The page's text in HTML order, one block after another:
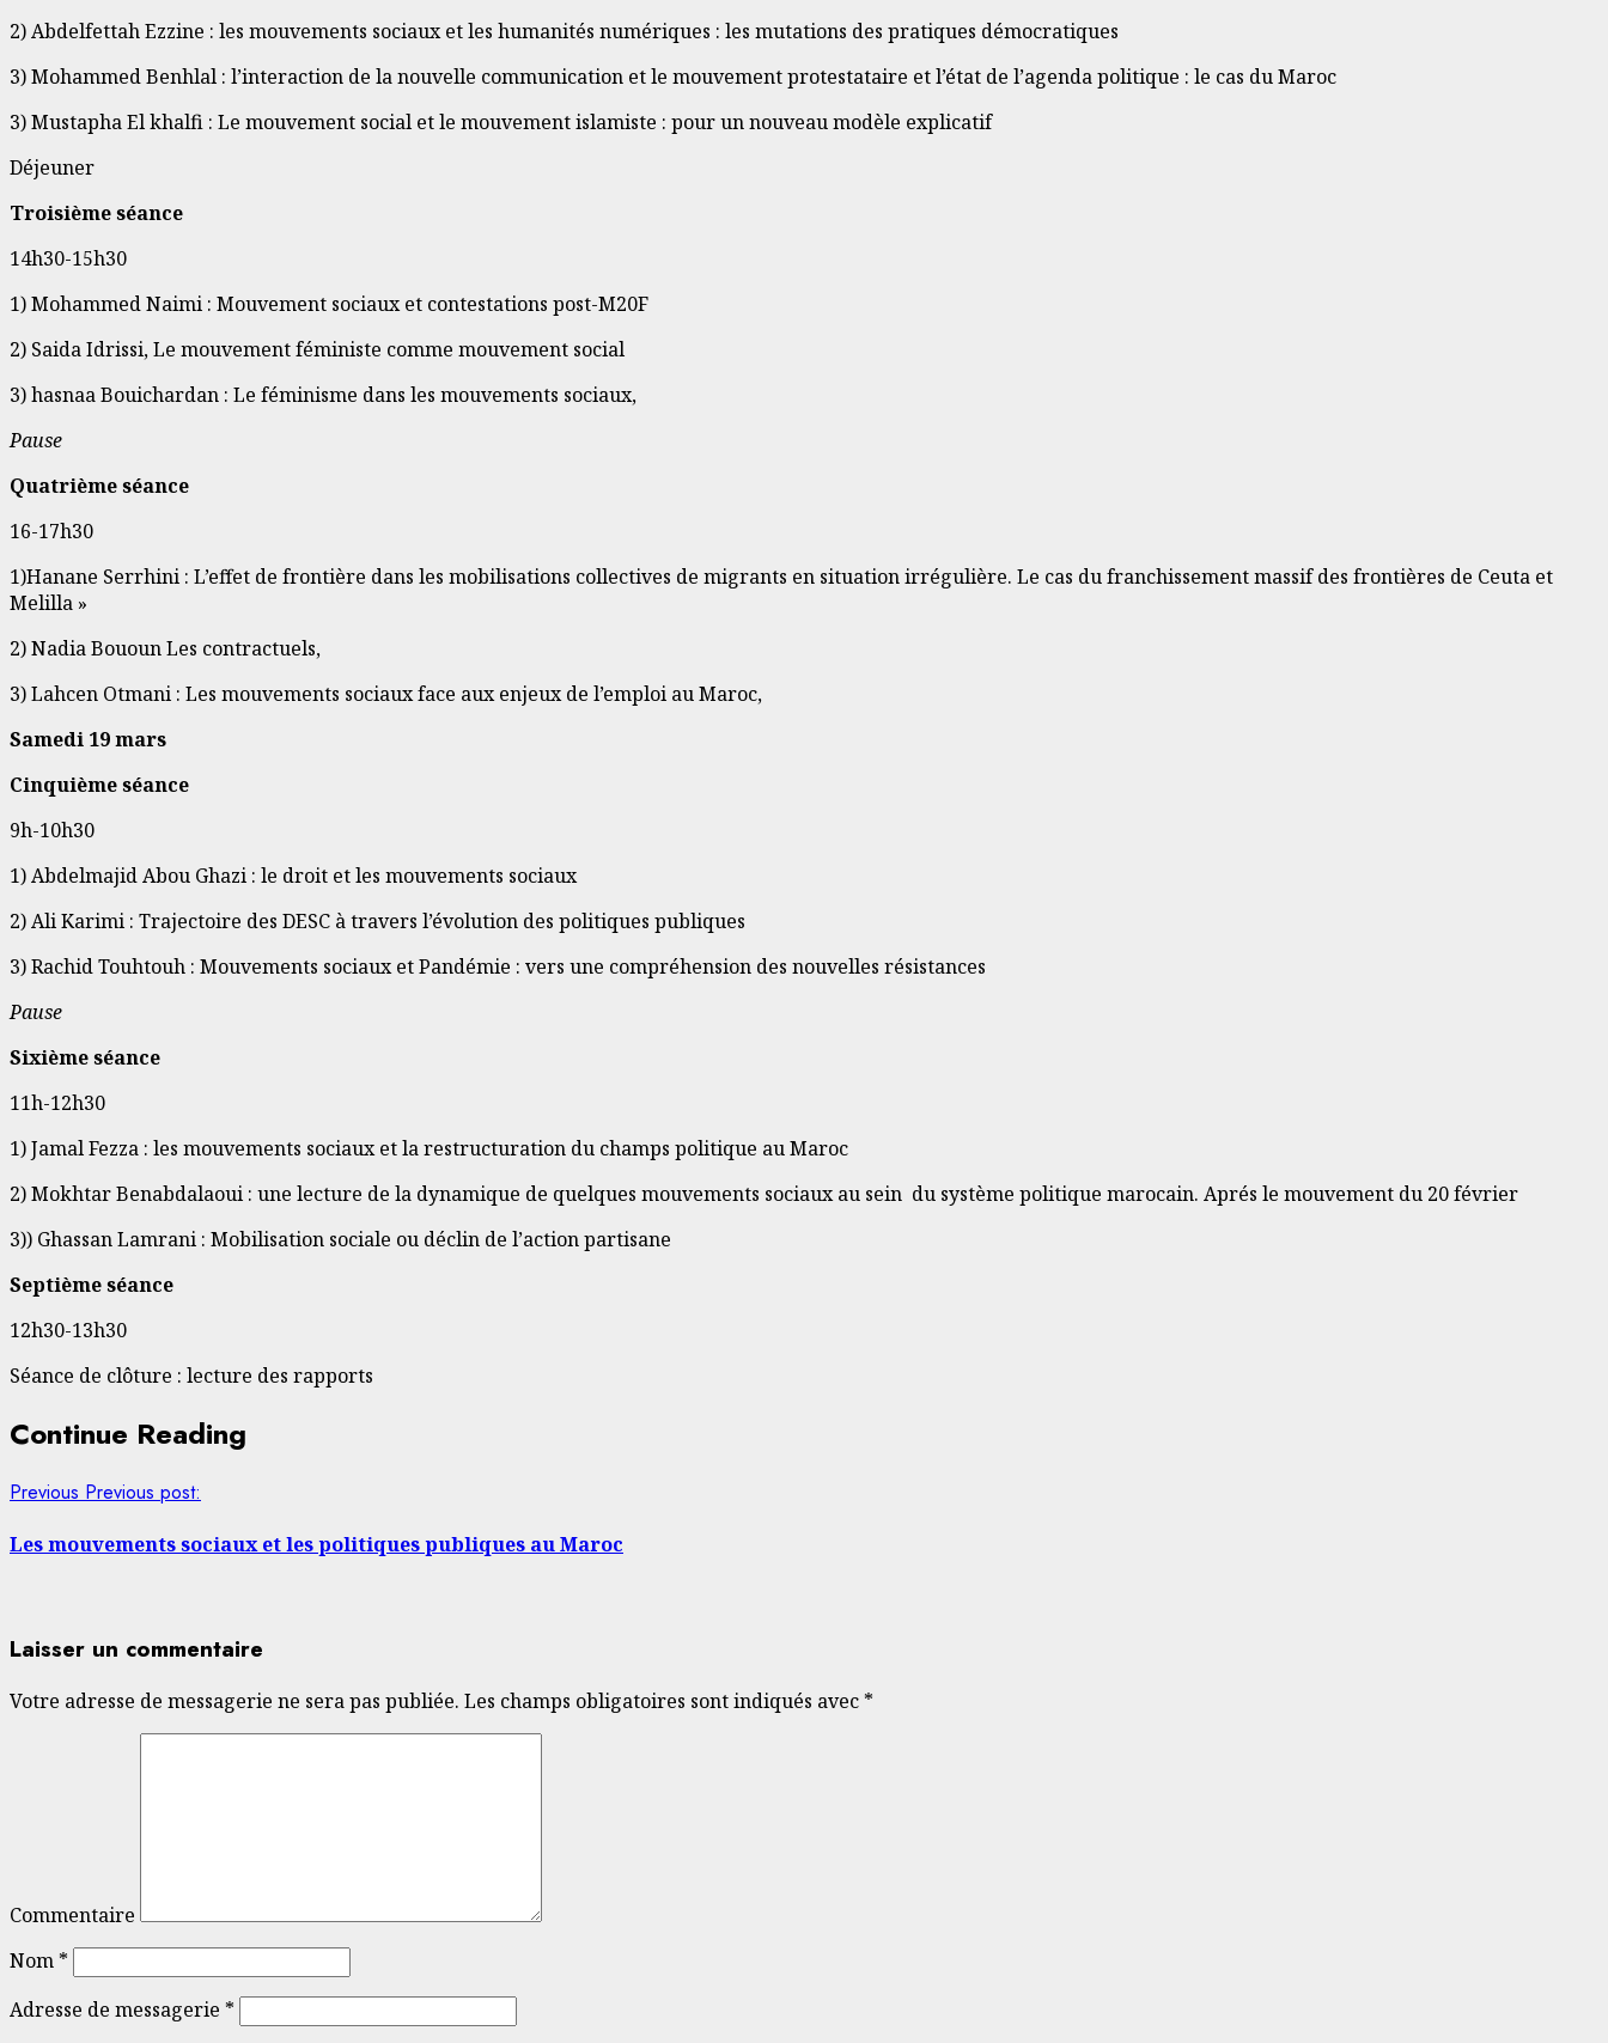
2) Abdelfettah Ezzine : les mouvements sociaux et les humanités numériques : les mutations des pratiques démocratiques
3) Mohammed Benhlal : l’interaction de la nouvelle communication et le mouvement protestataire et l’état de l’agenda politique : le cas du Maroc
3) Mustapha El khalfi : Le mouvement social et le mouvement islamiste : pour un nouveau modèle explicatif
Déjeuner
Troisième séance
14h30-15h30
1) Mohammed Naimi : Mouvement sociaux et contestations post-M20F
2) Saida Idrissi, Le mouvement féministe comme mouvement social
3) hasnaa Bouichardan : Le féminisme dans les mouvements sociaux,
Pause
Quatrième séance
16-17h30
1)Hanane Serrhini : L’effet de frontière dans les mobilisations collectives de migrants en situation irrégulière. Le cas du franchissement massif des frontières de Ceuta et
Melilla »
2) Nadia Bououn Les contractuels,
3) Lahcen Otmani : Les mouvements sociaux face aux enjeux de l’emploi au Maroc,
Samedi 19 mars
Cinquième séance
9h-10h30
1) Abdelmajid Abou Ghazi : le droit et les mouvements sociaux
2) Ali Karimi : Trajectoire des DESC à travers l’évolution des politiques publiques
3) Rachid Touhtouh : Mouvements sociaux et Pandémie : vers une compréhension des nouvelles résistances
Pause
Sixième séance
11h-12h30
1) Jamal Fezza : les mouvements sociaux et la restructuration du champs politique au Maroc
2) Mokhtar Benabdalaoui : une lecture de la dynamique de quelques mouvements sociaux au sein du système politique marocain. Aprés le mouvement du 20 février
3)) Ghassan Lamrani : Mobilisation sociale ou déclin de l’action partisane
Septième séance
12h30-13h30
Séance de clôture : lecture des rapports
Continue Reading
Previous Previous post:
Les mouvements sociaux et les politiques publiques au Maroc
Laisser un commentaire
Votre adresse de messagerie ne sera pas publiée. Les champs obligatoires sont indiqués avec *
Commentaire
Nom *
Adresse de messagerie *